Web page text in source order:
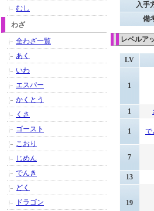
入手
備
レベルア
LV
1
1
1 で
7
13
19
むし
わざ
全わざ一覧
あく
いわ
エスパー
かくとう
くさ
ゴースト
こおり
じめん
でんき
どく
ドラゴン